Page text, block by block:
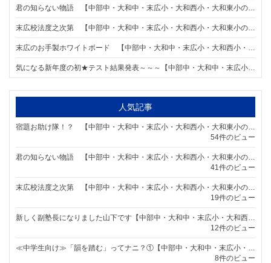
人気記事
54件のビュー
41件のビュー
19件のビュー
12件のビュー
8件のビュー